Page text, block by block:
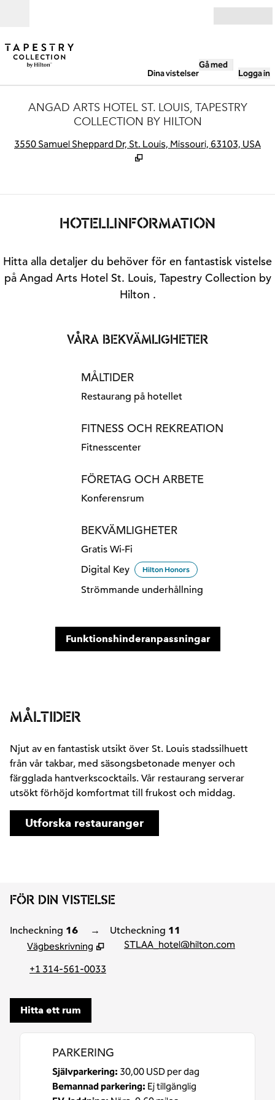
Dina vistelser
Gå med
Logga in
ANGAD ARTS HOTEL ST. LOUIS, TAPESTRY
COLLECTION BY HILTON
3550 Samuel Sheppard Dr, St. Louis, Missouri, 63103, USA
HOTELLINFORMATION
Hitta alla detaljer du behöver för en fantastisk vistelse
på Angad Arts Hotel St. Louis, Tapestry Collection by
Hilton .
VÅRA BEKVÄMLIGHETER
MÅLTIDER
Restaurang på hotellet
FITNESS OCH REKREATION
Fitnesscenter
FÖRETAG OCH ARBETE
Konferensrum
BEKVÄMLIGHETER
Gratis Wi-Fi
Digital Key
Hilton Honors
Strömmande underhållning
Funktionshinderanpassningar
MÅLTIDER
Njut av en fantastisk utsikt över St. Louis stadssilhuett
från vår takbar, med säsongsbetonade menyer och
färgglada hantverkscocktails. Vår restaurang serverar
utsökt förhöjd komfortmat till frukost och middag.
Utforska restauranger
FÖR DIN VISTELSE
Incheckning 16 → Utcheckning 11
Vägbeskrivning
Öppnar ny flik
STLAA_hotel@hilton.com
+1 314-561-0033
Hitta ett rum
PARKERING
Självparkering: 30,00 USD per dag
Bemannad parkering: Ej tillgänglig